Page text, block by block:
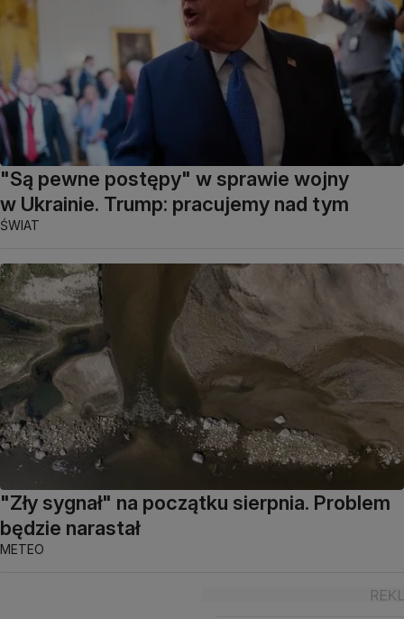
"Są pewne postępy" w sprawie wojny
w Ukrainie. Trump: pracujemy nad tym
ŚWIAT
"Zły sygnał" na początku sierpnia. Problem
będzie narastał
METEO